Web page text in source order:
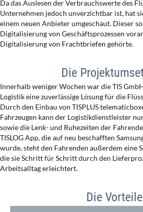
Da das Auslesen der Verbrauchswerte des
Unternehmen jedoch unverzichtbar ist, hat
einem neuen Anbieter umgeschaut. Dieser
Digitalisierung von Geschäftsprozessen
Digitalisierung von Frachtbriefen gehörte.
Die
Innerhalb weniger Wochen war die TIS
Logistik eine zuverlässige Lösung für die
Durch den Einbau von TISPLUS
Fahrzeugen kann der Logistikdienstleister
sowie die Lenk- und Ruhezeiten der
TISLOG App, die auf neu beschafften
wurde, steht den Fahrenden außerdem eine
die sie Schritt für Schritt durch den
Arbeitsalltag erleichtert.
Die Vorteile